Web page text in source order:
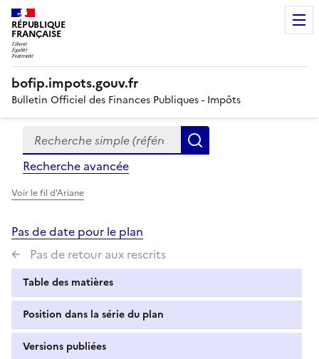
RÉPUBLIQUE
FRANÇAISE
bofip.impots.gouv.fr
Bulletin Officiel des Finances Publiques - Impôts
Formulaire
de
recherche
Recherche simple (références, mots clés, partie du
Recherche avancée
Voir le fil d'Ariane
Pas de date pour le plan
Pas de retour aux rescrits
Table des matières
Position dans la série du plan
Versions publiées